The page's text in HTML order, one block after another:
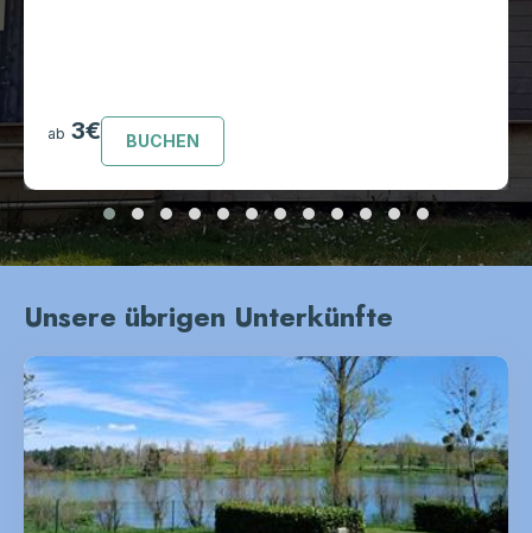
ab 3€ BUCHEN
Unsere übrigen Unterkünfte